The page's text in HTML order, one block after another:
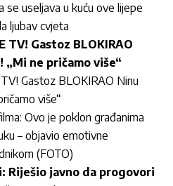
se useljava u kuću ove lijepe
ljubav cvjeta
TV! Gastoz BLOKIRAO
„Mi ne pričamo više“
Gastoz BLOKIRAO Ninu
više“
Ovo je poklon građanima
– objavio emotivne
(FOTO)
Riješio javno da progovori